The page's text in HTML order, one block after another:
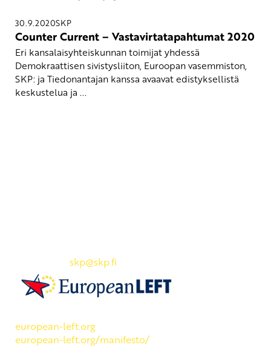
30.9.2020SKP
Counter Current – Vastavirtatapahtumat 2020
Eri kansalaisyhteiskunnan toimijat yhdessä
Demokraattisen sivistysliiton, Euroopan vasemmiston,
SKP: ja Tiedonantajan kanssa avaavat edistyksellistä
keskustelua ja ...
skp@skp.fi
european-left.org
european-left.org/manifesto/